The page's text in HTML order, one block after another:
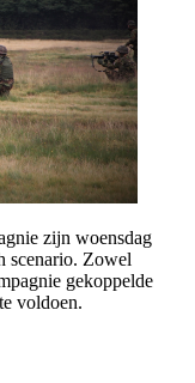
zijn woensdag
scenario. Zowel
gekoppelde
voldoen.